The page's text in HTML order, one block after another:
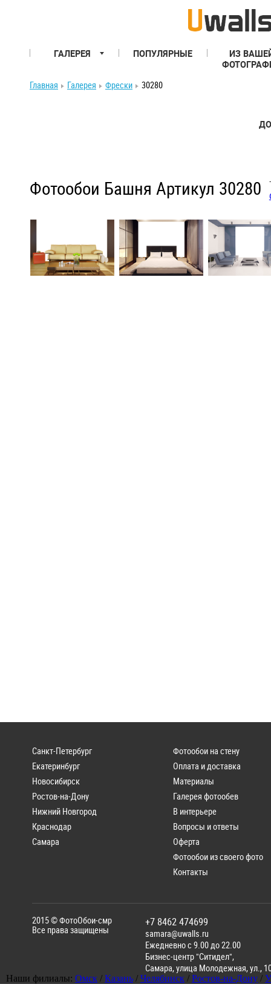
ГАЛЕРЕЯ ПОПУЛЯРНЫЕ
ИЗ
Главная
Галерея Фрески 30280
Фотообои Башня Артикул 30280
Санкт-Петербург
Екатеринбург
Новосибирск
Ростов-на-Дону
Нижний Новгород
Краснодар
Самара
Фотообои на стену
Оплата и доставка
Материалы
Галерея фотообев
В интерьере
Вопросы и ответы
Оферта
Фотообои из своего фото
Контакты
2015 ©ФотоОбои-смр
Все права защищены
+7 8462 474699
samara@uwalls.ru
Ежедневно с 9.00 до 22.00
Бизнес-центр "Ситидел",
Самара,улица Молодежная, ул.,
Наши филиалы: Омск / Казань / Челябинск / Ростов-на-Дону /